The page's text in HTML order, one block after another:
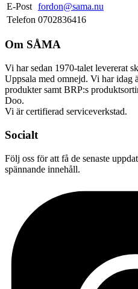
E-Post fordon@sama.nu
Telefon 0702836416
Om SÅMA
Vi har sedan 1970-talet levererat
Uppsala med omnejd. Vi har idag
produkter samt BRP:s
Doo.
Vi är certifierad serviceverkstad.
Socialt
Följ oss för att få de senaste
spännande innehåll.